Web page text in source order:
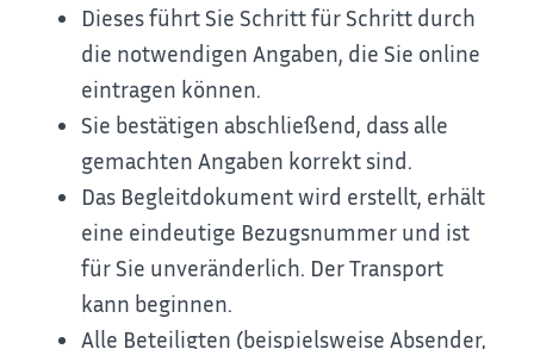
Dieses führt Sie Schritt für Schritt durch
die notwendigen Angaben, die Sie online
eintragen können.
Sie bestätigen abschließend, dass alle
gemachten Angaben korrekt sind.
Das Begleitdokument wird erstellt, erhält
eine eindeutige Bezugsnummer und ist
für Sie unveränderlich. Der Transport
kann beginnen.
Alle Beteiligten (beispielsweise Absender,